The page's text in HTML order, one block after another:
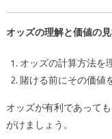
オッズの理解と価値の
オッズの計算方法を
賭ける前にその価値
オッズが有利であって
がけましょう。